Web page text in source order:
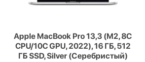
Apple MacBook Pro 13,3 (M2, 8C
CPU/10C GPU, 2022), 16 ГБ, 512
ГБ SSD, Silver (Серебристый)